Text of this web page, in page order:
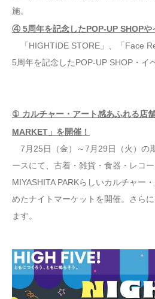
施。
④ 5周年を記念したPOP-UP SHOPや
「HIGHTIDE STORE」、「Face
5周年を記念したPOP-UP SHOP・イ
① カルチャー・アート感あふれる店
MARKET」を開催！
7月25日（金）～7月29日（火）の
ースにて、古着・雑貨・食器・レコ
MIYASHITA PARKらしいカルチャー
めたナイトマーケットを開催。さら
ます。